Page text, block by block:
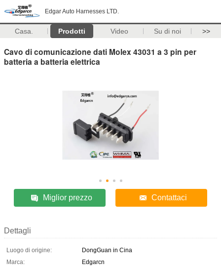
Edgar Auto Harnesses LTD.
Casa. Prodotti Video Su di noi >>
Cavo di comunicazione dati Molex 43031 a 3 pin per
batteria a batteria elettrica
Miglior prezzo Contattaci
Dettagli
Luogo di origine:
DongGuan in Cina
Marca:
Edgarcn